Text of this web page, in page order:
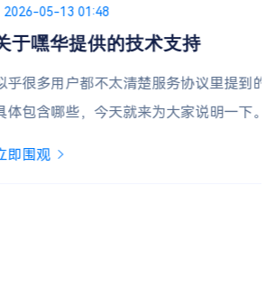
的技术支持
不太清楚服务协议里提到的“技术支持”
今天就来为大家说明一下。